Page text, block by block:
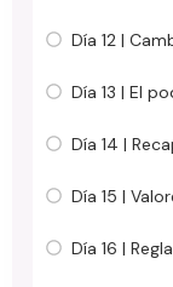
Día 12 |
Día 13 | El
Día 14 |
Día 15 |
Día 16 |